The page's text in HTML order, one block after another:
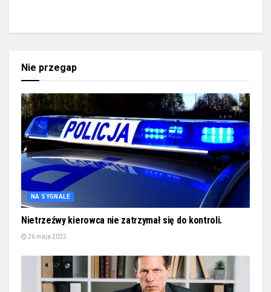
Nie przegap
NA SYGNALE
Nietrzeźwy kierowca nie zatrzymał się do kontroli.
26 maja 2022